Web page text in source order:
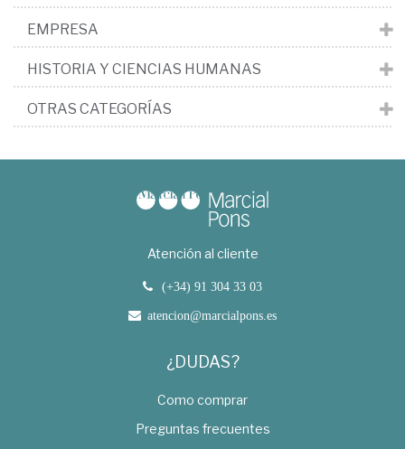
EMPRESA
HISTORIA Y CIENCIAS HUMANAS
OTRAS CATEGORÍAS
Atención al cliente
(+34) 91 304 33 03
atencion@marcialpons.es
¿DUDAS?
Como comprar
Preguntas frecuentes